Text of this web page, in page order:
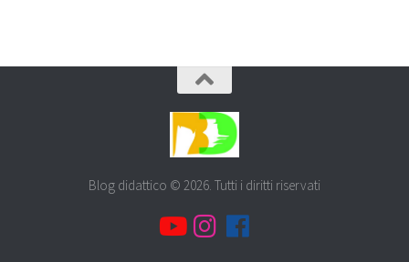
Blog didattico © 2026. Tutti i diritti riservati